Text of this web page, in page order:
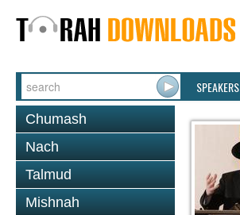
SPEAKERS
Chumash
Nach
Talmud
Mishnah